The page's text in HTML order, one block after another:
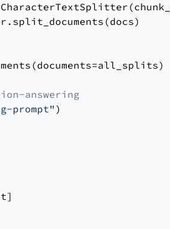
answering
prompt")